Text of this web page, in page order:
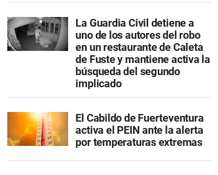
La Guardia Civil detiene a
uno de los autores del robo
en un restaurante de Caleta
de Fuste y mantiene activa la
búsqueda del segundo
implicado
El Cabildo de Fuerteventura
activa el PEIN ante la alerta
por temperaturas extremas